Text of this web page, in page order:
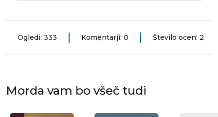
Ogledi: 333 Komentarji: 0 Število ocen: 2
Morda vam bo všeč tudi